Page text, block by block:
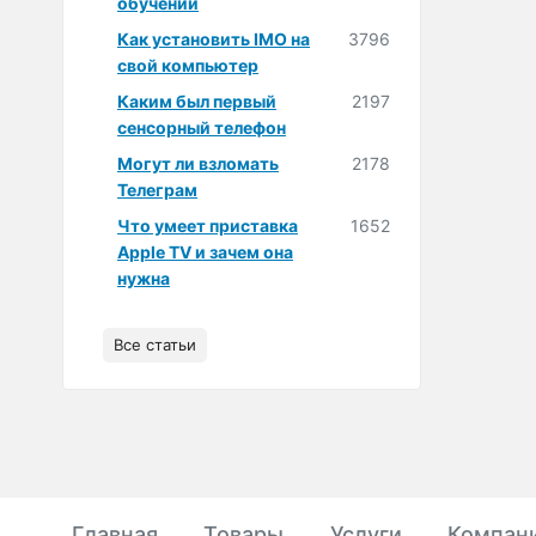
Как установить IMO на
свой компьютер
3796
Каким был первый
сенсорный телефон
2197
Могут ли взломать
Телеграм
2178
Что умеет приставка
Apple TV и зачем она
нужна
1652
Все статьи